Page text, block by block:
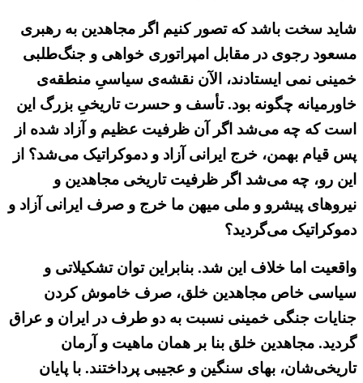
شاید سخت باشد که تصور کنیم اگر مجاهدین به رهبری
مسعود رجوی در مقابل امپراتوری‌ خواهی و جنگ‌طلبی
خمینی نمی ‌ایستادند، الآن نقشه‌ی سیاسیِ منطقه‌ی
خاورمیانه چگونه بود. تأسف و حسرت تاریخیِ بزرگ این
است که چه می‌شد اگر آن ظرفیت عظیم و آزاد شده از
پس قیام بهمن، خرج ایرانی آزاد و دموکراتیک می‌شد؟ از
این رو، چه می‌شد اگر ظرفیت تاریخی مجاهدین و
نیروهای پیشرو و ملی میهن ما خرج و صرف ایرانی آزاد و
دموکراتیک می‌گردید؟
واقعیت اما خلاف این شد. بنابراین توان تشکیلاتی و
سیاسی خاص مجاهدین خلق، صرف خاموش کردن
جنایات جنگی خمینی نسبت به دو طرف در ایران و عراق
گردید. مجاهدین خلق بنا بر همان ماهیت و آرمان
تاریخی‌شان، بهای سنگین و عجیبی پرداختند. با پایان